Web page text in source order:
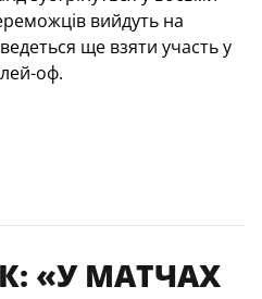
вийдуть на
ще взяти участь у
оф.
«У МАТЧАХ